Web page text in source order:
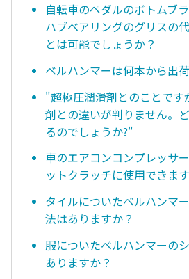
自転車のペダルのボトムブ
ハブベアリングのグリスの
とは可能でしょうか？
ベルハンマーは何本から出
"超極圧潤滑剤とのことです
剤との違いが判りません。
るのでしょうか?"
車のエアコンコンプレッサ
ットクラッチに使用できま
タイルについたベルハンマ
法はありますか？
服についたベルハンマーの
ありますか？